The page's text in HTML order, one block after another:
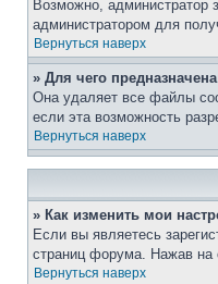
Возможно, администратор
администратором для
Вернуться наверх
» Для чего
Она удаляет все файлы
если эта возможность
Вернуться наверх
» Как изменить мои
Если вы являетесь
страниц форума. Нажав на
Вернуться наверх